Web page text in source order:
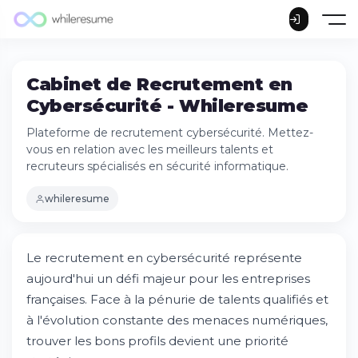
Cabinet de Recrutement en
Cybersécurité - Whileresume
Plateforme de recrutement cybersécurité. Mettez-
vous en relation avec les meilleurs talents et
recruteurs spécialisés en sécurité informatique.
whileresume
Le recrutement en cybersécurité représente
aujourd'hui un défi majeur pour les entreprises
françaises. Face à la pénurie de talents qualifiés et
à l'évolution constante des menaces numériques,
trouver les bons profils devient une priorité